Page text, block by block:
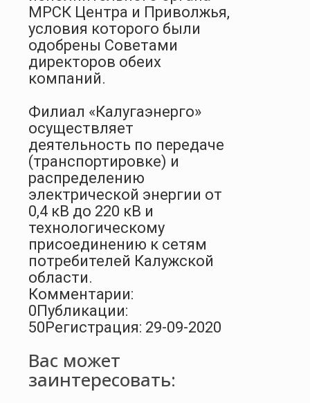
МРСК Центра и Приволжья,
условия которого были
одобрены Советами
директоров обеих
компаний.
Филиал «Калугаэнерго»
осуществляет
деятельность по передаче
(транспортировке) и
распределению
электрической энергии от
0,4 кВ до 220 кВ и
технологическому
присоединению к сетям
потребителей Калужской
области.
Комментарии:
0Публикации:
50Регистрация: 29-09-2020
Вас может
заинтересовать: